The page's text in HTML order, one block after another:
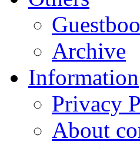
Archive
Information
Privacy
About